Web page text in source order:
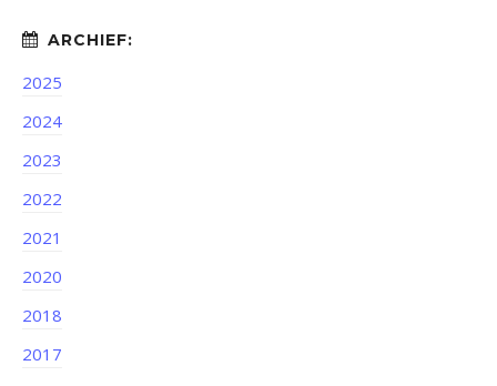
2025
2024
2023
2022
2021
2020
2018
2017